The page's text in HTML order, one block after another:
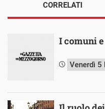
CORRELATI
I comuni
Venerdì 5